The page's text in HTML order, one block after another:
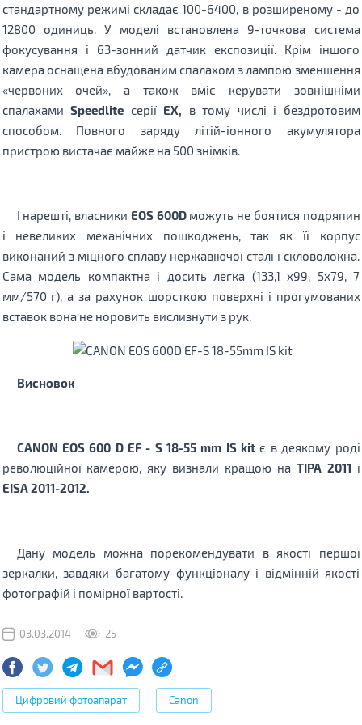
стандартному режимі складає 100-6400, в розширеному - до
12800 одиниць. У моделі встановлена ​​9-точкова система
фокусування і 63-зонний датчик експозиції. Крім іншого
камера оснащена вбудованим спалахом з лампою зменшення
«червоних очей», а також вміє керувати зовнішніми
спалахами Speedlite серії EX, в тому числі і бездротовим
способом. Повного заряду літій-іонного акумулятора
пристрою вистачає майже на 500 знімків.
І нарешті, власники EOS 600Dможуть не боятися подряпин
і невеликих механічних пошкоджень, так як її корпус
виконаний з міцного сплаву нержавіючої сталі і скловолокна.
Сама модель компактна і досить легка (133,1 x99, 5x79, 7
мм/570 г), а за рахунок шорсткою поверхні і прогумованих
вставок вона не норовить вислизнути з рук.
Висновок
CANON EOS 600 D EF - S 18-55 mm IS kit є в деякому роді
революційної камерою, яку визнали кращою на TIPA 2011 і
EISA 2011-2012.
Дану модель можна порекомендувати в якості першої
зеркалки, завдяки багатому функціоналу і відмінній якості
фотографій і помірної вартості.
03.03.2014 25
Цифровий фотоапарат Canon